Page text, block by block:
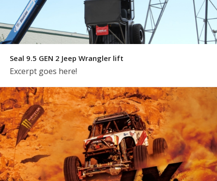
Seal 9.5 GEN 2 Jeep Wrangler lift
Excerpt goes here!